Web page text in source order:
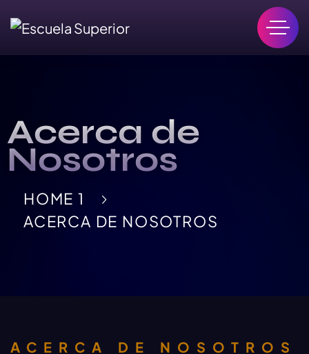
Acerca de
Nosotros
HOME 1
ACERCA DE NOSOTROS
ACERCA DE NOSOTROS